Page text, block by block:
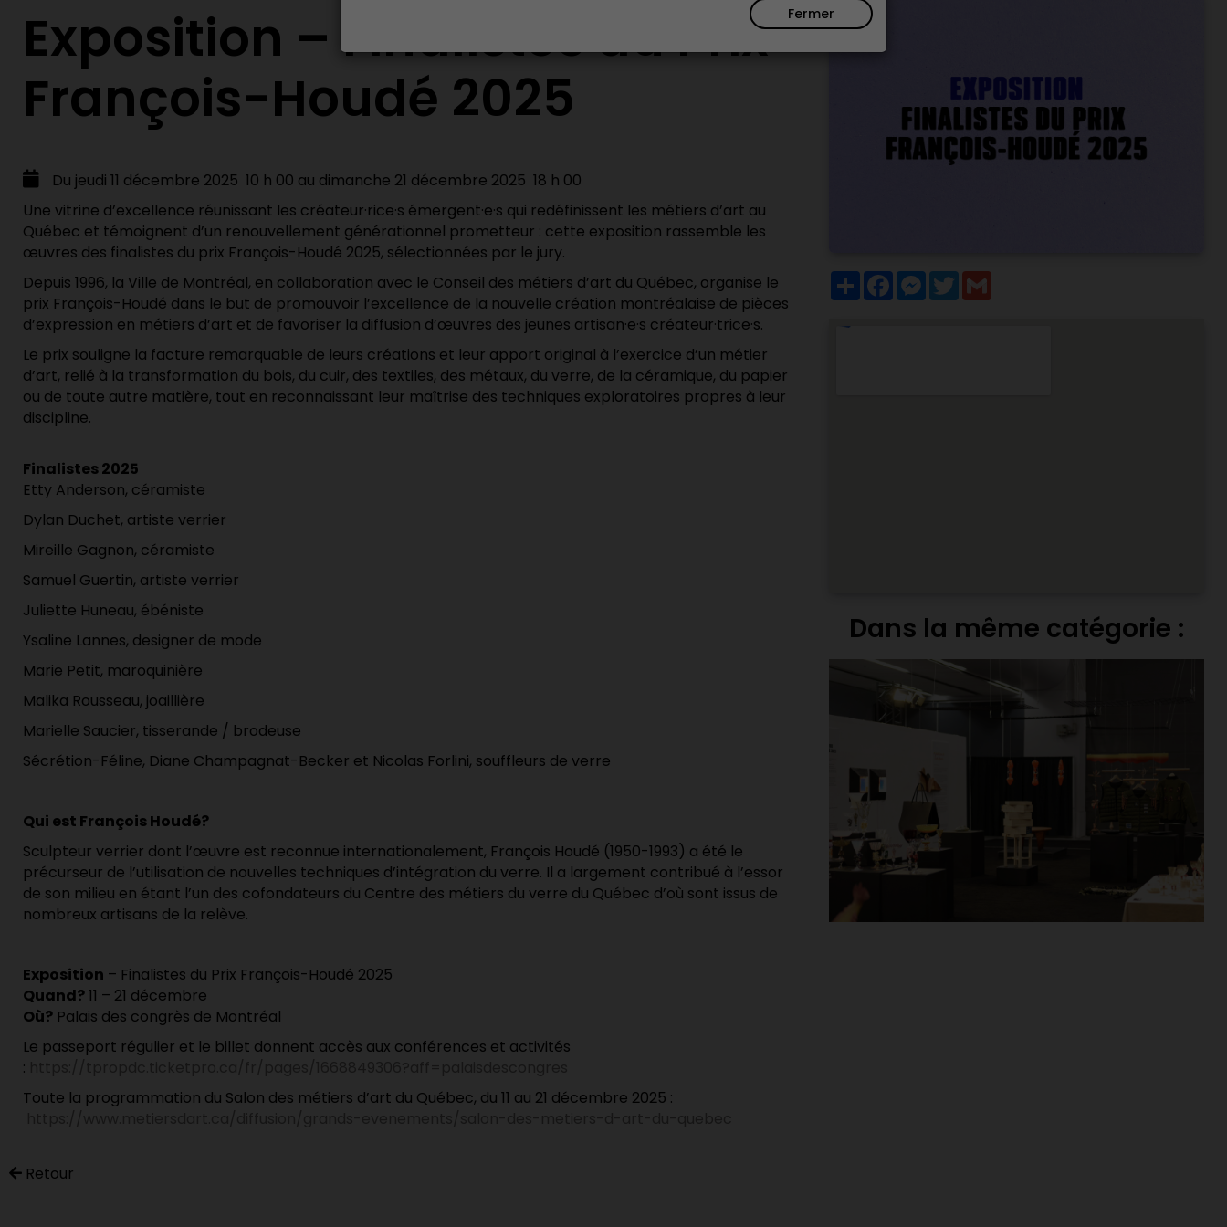
Fermer
Exposition – Finalistes du Prix
François-Houdé 2025
Du jeudi 11 décembre 2025 10 h 00 au dimanche 21 décembre 2025 18 h 00
Une vitrine d’excellence réunissant les créateur·rice·s émergent·e·s qui redéfinissent les métiers d’art au
Québec et témoignent d’un renouvellement générationnel prometteur : cette exposition rassemble les
œuvres des finalistes du prix François-Houdé 2025, sélectionnées par le jury.
Depuis 1996, la Ville de Montréal, en collaboration avec le Conseil des métiers d’art du Québec, organise le
prix François-Houdé dans le but de promouvoir l’excellence de la nouvelle création montréalaise de pièces
d’expression en métiers d’art et de favoriser la diffusion d’œuvres des jeunes artisan·e·s créateur·trice·s.
Le prix souligne la facture remarquable de leurs créations et leur apport original à l’exercice d’un métier
d’art, relié à la transformation du bois, du cuir, des textiles, des métaux, du verre, de la céramique, du papier
ou de toute autre matière, tout en reconnaissant leur maîtrise des techniques exploratoires propres à leur
discipline.
Finalistes 2025
Etty Anderson, céramiste
Dylan Duchet, artiste verrier
Mireille Gagnon, céramiste
Samuel Guertin, artiste verrier
Juliette Huneau, ébéniste
Ysaline Lannes, designer de mode
Marie Petit, maroquinière
Malika Rousseau, joaillière
Marielle Saucier, tisserande / brodeuse
Sécrétion-Féline, Diane Champagnat-Becker et Nicolas Forlini, souffleurs de verre
Qui est François Houdé?
Sculpteur verrier dont l’œuvre est reconnue internationalement, François Houdé (1950-1993) a été le
précurseur de l’utilisation de nouvelles techniques d’intégration du verre. Il a largement contribué à l’essor
de son milieu en étant l’un des cofondateurs du Centre des métiers du verre du Québec d’où sont issus de
nombreux artisans de la relève.
Exposition – Finalistes du Prix François-Houdé 2025
Quand?11 – 21 décembre
Où? Palais des congrès de Montréal
Le passeport régulier et le billet donnent accès aux conférences et activités
:
Toute la programmation du Salon des métiers d’art du Québec, du 11 au 21 décembre 2025 :
PartagerFacebook
Messenger
TwitterGmail
Dans la même catégorie :
Retour